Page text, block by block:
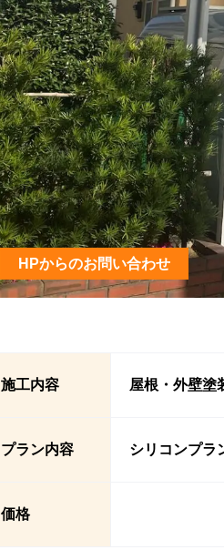
HPからのお問い合わせ
施工内容 屋根・外壁塗
プラン内容 シリコンプラ
価格